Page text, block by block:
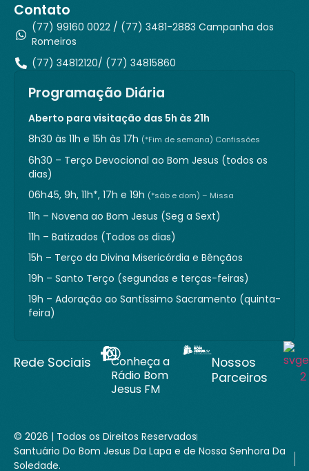
Contato
(77) 99160 0022 / (77) 3481-2883 Campanha dos
Romeiros
(77) 34812120/ (77) 34815860
Programação Diária
Aberto para visitação das 5h às 21h
8h30 às 11h e 15h às 17h (*Fim de semana) Confissões
6h30 – Terço Devocional ao Bom Jesus (todos os
dias)
06h45, 9h, 11h*, 17h e 19h (*sáb e dom) – Missa
11h – Novena ao Bom Jesus (Seg a Sext)
11h – Batizados (Todos os dias)
15h – Terço da Divina Misericórdia e Bênçãos
19h – Santo Terço (segundas e terças-feiras)
19h – Adoração ao Santíssimo Sacramento (quinta-
feira)
Rede Sociais
Conheça a
Rádio Bom
Jesus FM
Nossos
Parceiros
© 2026 | Todos os Direitos Reservados
Santuário Do Bom Jesus Da Lapa e de Nossa Senhora Da
Soledade.